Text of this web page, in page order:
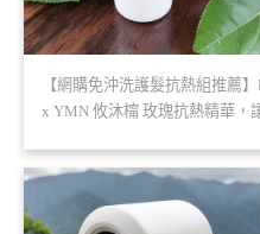
【網購免沖洗護髮抗熱組推薦
x YMN 攸沐橣 玫瑰抗熱精華，